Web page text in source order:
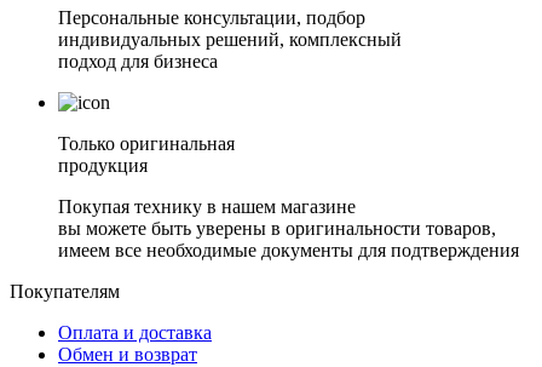
Персональные консультации, подбор
индивидуальных решений, комплексный
подход для бизнеса
Только оригинальная
продукция
Покупая технику в нашем магазине
вы можете быть уверены в оригинальности товаров,
имеем все необходимые документы для подтверждения
Покупателям
Оплата и доставка
Обмен и возврат